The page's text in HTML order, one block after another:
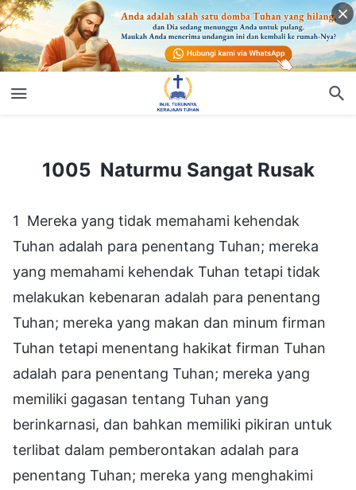
1005 Naturmu Sangat Rusak
1005 Naturmu Sangat Rusak
1 Mereka yang tidak memahami kehendak
Tuhan adalah para penentang Tuhan; mereka
yang memahami kehendak Tuhan tetapi tidak
melakukan kebenaran adalah para penentang
Tuhan; mereka yang makan dan minum firman
Tuhan tetapi menentang hakikat firman Tuhan
adalah para penentang Tuhan; mereka yang
memiliki gagasan tentang Tuhan yang
berinkarnasi, dan bahkan memiliki pikiran untuk
terlibat dalam pemberontakan adalah para
penentang Tuhan; mereka yang menghakimi